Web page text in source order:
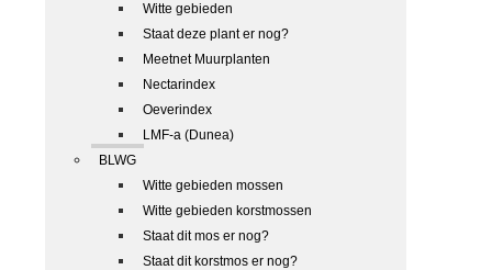
Witte gebieden
Staat deze plant er nog?
Meetnet Muurplanten
Nectarindex
Oeverindex
LMF-a (Dunea)
BLWG
Witte gebieden mossen
Witte gebieden korstmossen
Staat dit mos er nog?
Staat dit korstmos er nog?